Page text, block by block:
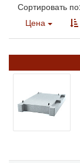
Сортировать по:
Цена